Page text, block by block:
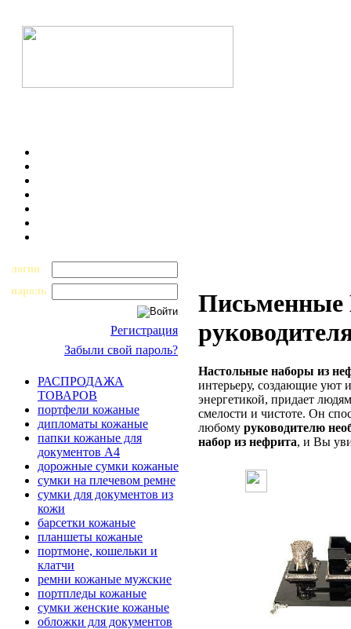
логин
пароль
Регистрация
Забыли свой пароль?
РАСПРОДАЖА
ТОВАРОВ
портфели кожаные
дипломаты кожаные
папки кожаные для
документов А4
дорожные сумки кожаные
сумки на плечевом ремне
сумки для документов из
кожи
барсетки кожаные
планшеты кожаные
портмоне, кошельки и
клатчи
ремни кожаные мужские
портпледы кожаные
сумки женские кожаные
обложки для документов
Настольные наборы из
интерьеру, создающие уют
энергетикой, придает
смелости и чистоте. Он
любому руководителю
набор из нефрита, и Вы